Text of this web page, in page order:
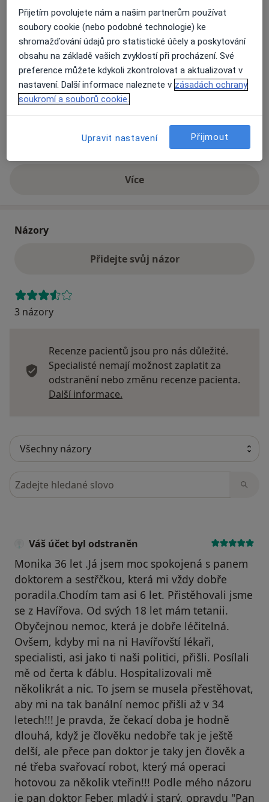
Přiblížit mapuse otevře v nové záložce
Dostupnost
Na této adrese online kalendář není aktivní
Co mám v takové situaci udělat?
Na teto adrese lékař přijímá pacienty na pojišťovnu
Víceo adrese
Názory
Přidejte svůj názor
3 názory
Recenze pacientů jsou pro nás důležité.
Specialisté nemají možnost zaplatit za
odstranění nebo změnu recenze pacienta.
Další informace.
Hledejte v názorech
Váš účet byl odstraněn
Monika 36 let .Já jsem moc spokojená s panem
doktorem a sestřčkou, která mi vždy dobře
poradila.Chodím tam asi 6 let. Přistěhovali jsme
se z Havířova. Od svých 18 let mám tetanii.
Obyčejnou nemoc, která je dobře léčitelná.
Ovšem, kdyby mi na ni Havířovští lékaři,
specialisti, asi jako ti naši politici, přišli. Posílali
mě od čerta k ďáblu. Hospitalizovali mě
několikrát a nic. To jsem se musela přestěhovat,
aby mi na tak banální nemoc přišli až v 34
letech!!! Je pravda, že čekací doba je hodně
dlouhá, když je člověku nedobře tak je ještě
delší, ale přece pan doktor je taky jen člověk a
né třeba svařovací robot, který má operaci
hotovou za několik vteřin!!! Podle mého názoru
je pan doktor Feber, mladý i starý, opravdu "Pan
Přijetím povolujete nám a našim partnerům používat
soubory cookie (nebo podobné technologie) ke
shromažďování údajů pro statistické účely a poskytování
obsahu na základě vašich zvyklostí při procházení. Své
preference můžete kdykoli zkontrolovat a aktualizovat v
nastavení. Další informace naleznete v zásadách ochrany
soukromí a souborů cookie.
Upravit nastavení Přijmout